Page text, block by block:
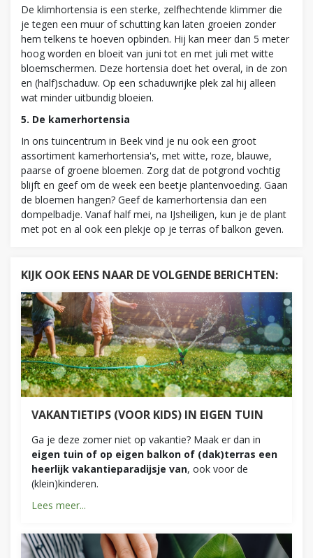
De klimhortensia is een sterke, zelfhechtende klimmer die
je tegen een muur of schutting kan laten groeien zonder
hem telkens te hoeven opbinden. Hij kan meer dan 5 meter
hoog worden en bloeit van juni tot en met juli met witte
bloemschermen. Deze hortensia doet het overal, in de zon
en (half)schaduw. Op een schaduwrijke plek zal hij alleen
wat minder uitbundig bloeien.
5. De kamerhortensia
In ons tuincentrum in Beek vind je nu ook een groot
assortiment kamerhortensia's, met witte, roze, blauwe,
paarse of groene bloemen. Zorg dat de potgrond vochtig
blijft en geef om de week een beetje plantenvoeding. Gaan
de bloemen hangen? Geef de kamerhortensia dan een
dompelbadje. Vanaf half mei, na IJsheiligen, kun je de plant
met pot en al ook een plekje op je terras of balkon geven.
KIJK OOK EENS NAAR DE VOLGENDE BERICHTEN:
VAKANTIETIPS (VOOR KIDS) IN EIGEN TUIN
Ga je deze zomer niet op vakantie? Maak er dan in
eigen tuin of op eigen balkon of (dak)terras een
heerlijk vakantieparadijsje van, ook voor de
(klein)kinderen.
Lees meer...